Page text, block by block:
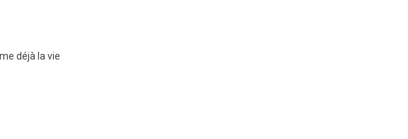
déjà la vie